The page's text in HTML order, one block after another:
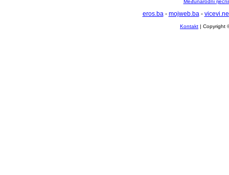
Međunarodni
eros.ba- mojweb.ba-
Kontakt | Copyright